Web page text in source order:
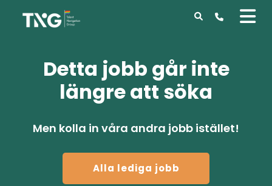
Detta jobb går inte
längre att söka
Men kolla in våra andra jobb istället!
Alla lediga jobb